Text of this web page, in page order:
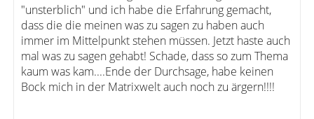
"unsterblich" und ich habe die Erfahrung gemacht,
dass die die meinen was zu sagen zu haben auch
immer im Mittelpunkt stehen müssen. Jetzt haste auch
mal was zu sagen gehabt! Schade, dass so zum Thema
kaum was kam....Ende der Durchsage, habe keinen
Bock mich in der Matrixwelt auch noch zu ärgern!!!!